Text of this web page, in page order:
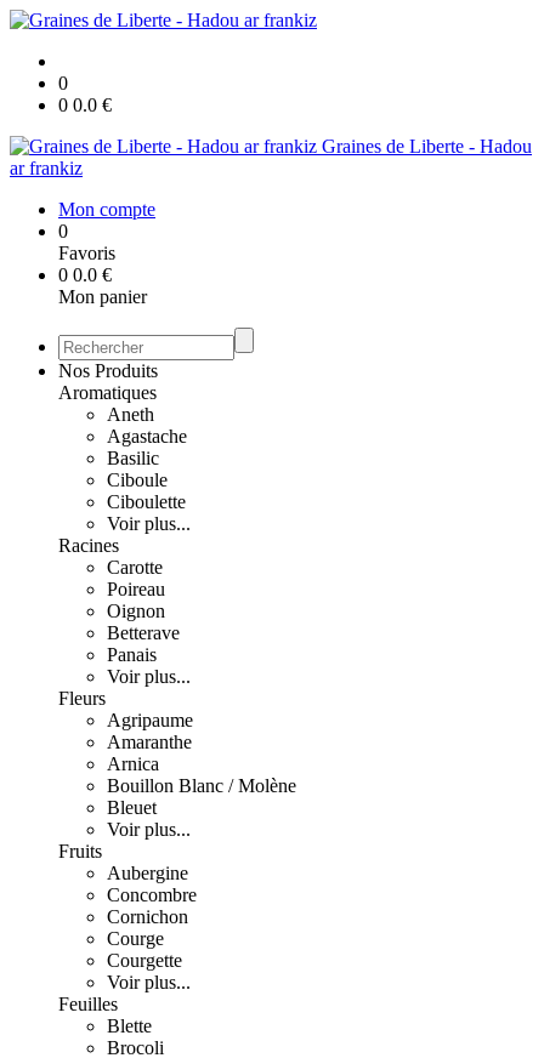
0
0 0.0 €
Graines de Liberte - Hadou
ar frankiz
Mon compte
0
Favoris
0 0.0 €
Mon panier
Nos Produits
Aromatiques
Aneth
Agastache
Basilic
Ciboule
Ciboulette
Voir plus...
Racines
Carotte
Poireau
Oignon
Betterave
Panais
Voir plus...
Fleurs
Agripaume
Amaranthe
Arnica
Bouillon Blanc / Molène
Bleuet
Voir plus...
Fruits
Aubergine
Concombre
Cornichon
Courge
Courgette
Voir plus...
Feuilles
Blette
Brocoli